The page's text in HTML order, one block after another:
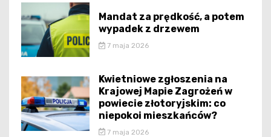
Mandat za prędkość, a potem
wypadek z drzewem
7 maja 2026
Kwietniowe zgłoszenia na
Krajowej Mapie Zagrożeń w
powiecie złotoryjskim: co
niepokoi mieszkańców?
7 maja 2026